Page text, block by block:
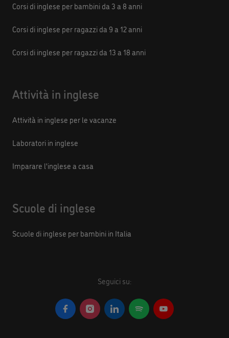
Corsi di inglese per bambini da 3 a 8 anni
Corsi di inglese per ragazzi da 9 a 12 anni
Corsi di inglese per ragazzi da 13 a 18 anni
Attività in inglese
Attività in inglese per le vacanze
Laboratori in inglese
Imparare l'inglese a casa
Scuole di inglese
Scuole di inglese per bambini in Italia
Seguici su: